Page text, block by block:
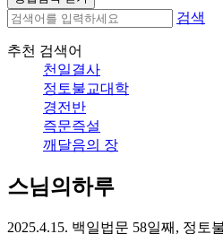
검색
추천 검색어
천일결사
정토불교대학
경전반
즉문즉설
깨달음의 장
스님의하루
2025.4.15. 백일법문 58일째, 정토